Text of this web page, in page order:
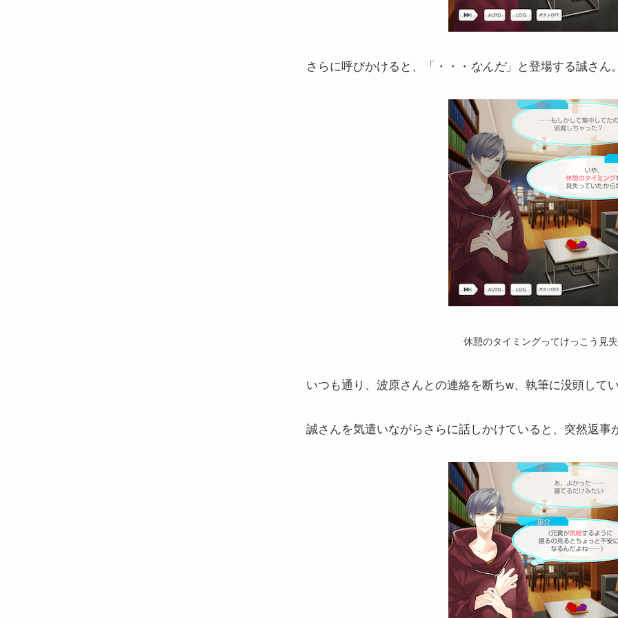
さらに呼びかけると、「・・・ なんだ」と登場する誠さん
休憩のタイミングってけっこう見
いつも通り、波原さんとの連絡を断ちw、執筆に没頭して
誠さんを気遣いながらさらに話しかけていると、突然返事